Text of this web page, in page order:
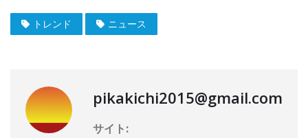
トレンド ニュース
pikakichi2015@gmail.com
サイト: